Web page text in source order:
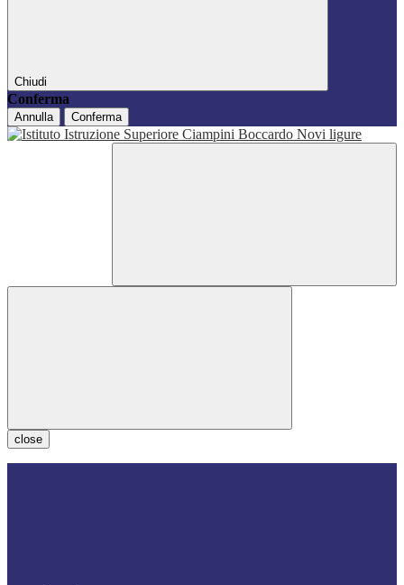
Chiudi
Conferma
Annulla Conferma
close